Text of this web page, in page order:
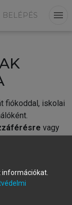
BELÉPÉS menu
fiókoddal, iskolai
vagy